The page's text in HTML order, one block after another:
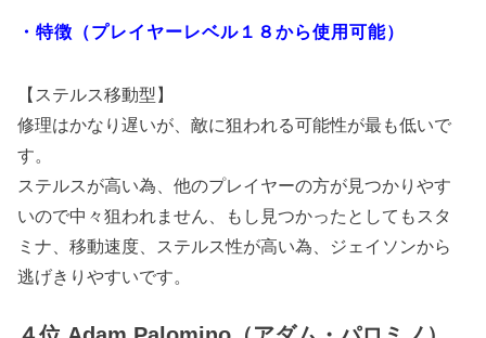
・特徴（プレイヤーレベル１８から使用可能）
【ステルス移動型】
修理はかなり遅いが、敵に狙われる可能性が最も低いで
す。
ステルスが高い為、他のプレイヤーの方が見つかりやす
いので中々狙われません、もし見つかったとしてもスタ
ミナ、移動速度、ステルス性が高い為、ジェイソンから
逃げきりやすいです。